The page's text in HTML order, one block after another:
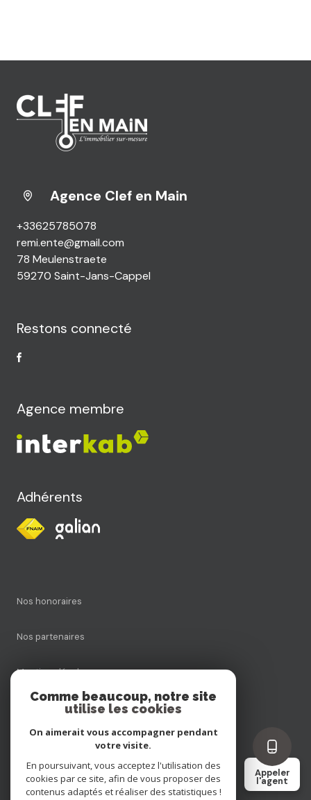
Appeler
l'agent
Agence Clef en Main
+33625785078
remi.ente@gmail.com
78 Meulenstraete
59270 Saint-Jans-Cappel
Restons connecté
Agence membre
Adhérents
Nos honoraires
Nos partenaires
Mentions légales
Cookies
Comme beaucoup, notre site
utilise les cookies
On aimerait vous accompagner pendant
votre visite.
En poursuivant, vous acceptez l'utilisation des
cookies par ce site, afin de vous proposer des
contenus adaptés et réaliser des statistiques !